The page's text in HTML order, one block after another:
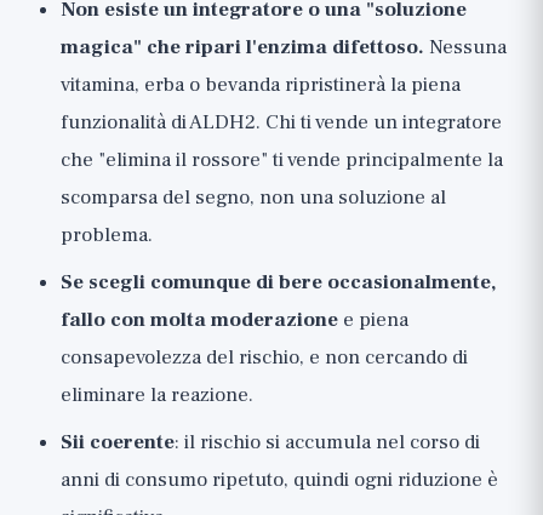
Non esiste un integratore o una "soluzione
magica" che ripari l'enzima difettoso. Nessuna
vitamina, erba o bevanda ripristinerà la piena
funzionalità di ALDH2. Chi ti vende un integratore
che "elimina il rossore" ti vende principalmente la
scomparsa del segno, non una soluzione al
problema.
Se scegli comunque di bere occasionalmente,
fallo con molta moderazione e piena
consapevolezza del rischio, e non cercando di
eliminare la reazione.
Sii coerente: il rischio si accumula nel corso di
anni di consumo ripetuto, quindi ogni riduzione è